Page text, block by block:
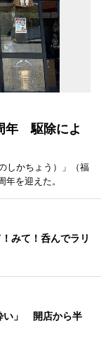
年 駆除によ
しかちょう）」（福
を迎えた。
みて！呑んでラリ
い」 開店から半